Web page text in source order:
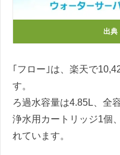
出典
｢フロー｣は、楽天で
す。
ろ過水容量は4.85L、全
浄水用カートリッジ1個
れています。